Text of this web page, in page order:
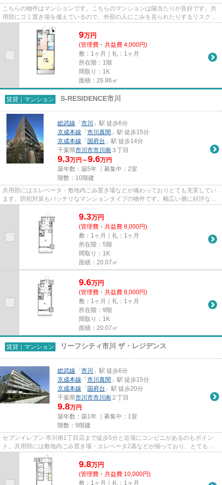
こちらの物件はマンションです。こちらのマンションは陽当たりが良好です。共
用部にゴミ置き場を備えているので、外部の人にごみを見られたりするリスクを
減らせます。この物件は内観...
9万円
(管理費・共益費 4,000円)
敷：1ヶ月｜礼：1ヶ月
所在階：1階
間取り：1K
面積：26.86㎡
賃貸｜マンション S-RESIDENCE市川
総武線 「 市川
」駅 徒歩6分
京成本線 「 市川真間 」駅 徒歩15分
京成本線 「 国府台 」駅 徒歩14分
千葉県市川市市川南 ３丁目
9.3万円～9.6万円
築年数：築5年 ｜募集中： 2室
階数：10階建
共用部にはエレベータ・敷地内ごみ置き場などが備わっておりとても充実してい
ます。防犯対策もバッチリなマンションタイプの物件です。幅広い層に好評な、
9.3万円
(管理費・共益費 8,000円)
敷：1ヶ月｜礼：1ヶ月
所在階：5階
間取り：1K
面積：20.07㎡
9.6万円
(管理費・共益費 8,000円)
敷：1ヶ月｜礼：1ヶ月
所在階：9階
間取り：1K
面積：20.07㎡
賃貸｜マンション リーフシティ市川 ザ・レジデンス
総武線 「 市川
」駅 徒歩6分
京成本線 「 市川真間 」駅 徒歩15分
京成本線 「 国府台 」駅 徒歩20分
千葉県市川市市川南 ２丁目
9.8万円
築年数：築1年 ｜募集中： 1室
階数：9階建
セブンイレブン 市川南1丁目店まで徒歩5分と近場にコンビニがあるのもポイン
ト。共用部には敷地内ごみ置き場・エレベータ2基などが揃っており、とても充
実しています。2駅利用可能な物...
9.8万円
(管理費・共益費 10,000円)
敷：1ヶ月｜礼：1ヶ月